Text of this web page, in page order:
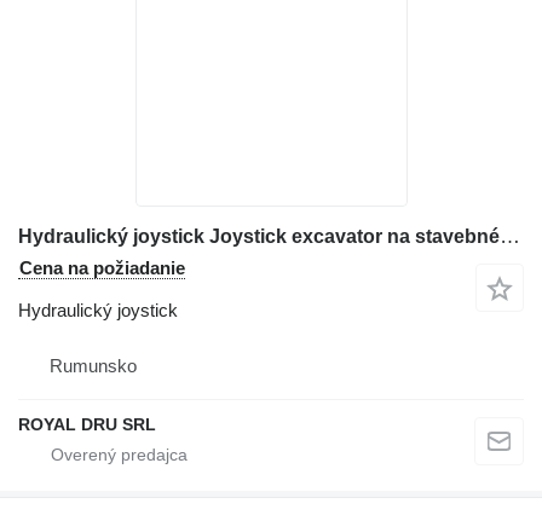
Hydraulický joystick Joystick excavator na stavebného stroja Hitachi
Cena na požiadanie
Hydraulický joystick
Rumunsko
ROYAL DRU SRL